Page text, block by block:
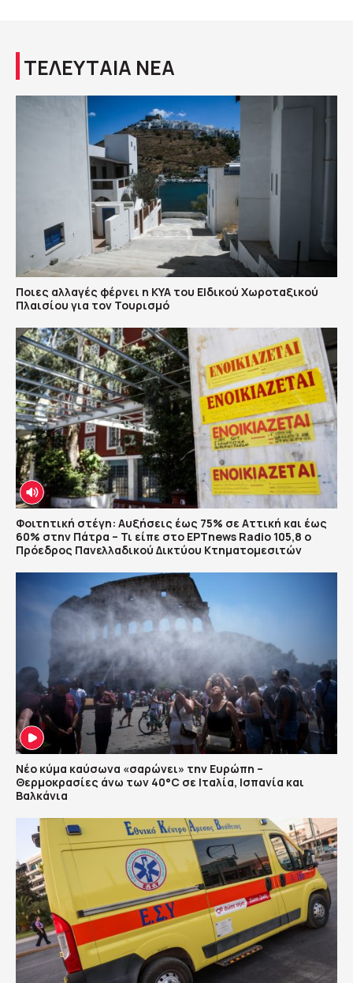
ΤΕΛΕΥΤΑΙΑ ΝΕΑ
Ποιες αλλαγές φέρνει η ΚΥΑ του ΕΙδικού Χωροταξικού
Πλαισίου για τον Τουρισμό
Φοιτητική στέγη: Αυξήσεις έως 75% σε Αττική και έως
60% στην Πάτρα – Τι είπε στο ΕΡΤnews Radio 105,8 ο
Πρόεδρος Πανελλαδικού Δικτύου Κτηματομεσιτών
Νέο κύμα καύσωνα «σαρώνει» την Ευρώπη –
Θερμοκρασίες άνω των 40°C σε Ιταλία, Ισπανία και
Βαλκάνια